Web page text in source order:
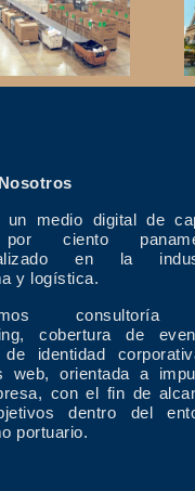
un medio digital de
ciento
en la
y logística.
consultoría
cobertura de
de identidad
web, orientada a
con el fin de
dentro del
portuario.